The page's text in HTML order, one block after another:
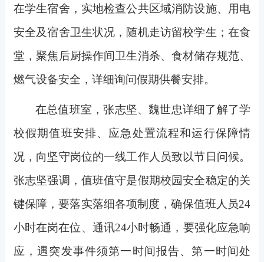
在学生宿舍，实地检查公共区域消防设施、用电
安全及宿舍卫生状况，随机走访留校学生；在食
堂，聚焦后厨操作间卫生消杀、食材储存规范、
燃气设备安全，详细询问假期供餐安排。
在总值班室，张志坚、魏世忠详细了解了学
校假期值班安排、应急处置流程和运行保障情
况，向坚守岗位的一线工作人员致以节日问候。
张志坚强调，值班值守是假期校园安全稳定的关
键保障，要落实落细各项制度，确保值班人员24
小时在岗在位、通讯24小时畅通，要强化应急响
应，遇突发事件须第一时间报告、第一时间处